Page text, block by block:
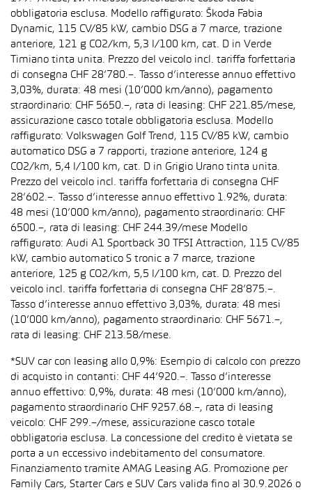
obbligatoria esclusa. Modello raffigurato: Škoda Fabia
Dynamic, 115 CV/85 kW, cambio DSG a 7 marce, trazione
anteriore, 121 g CO2/km, 5,3 l/100 km, cat. D in Verde
Timiano tinta unita. Prezzo del veicolo incl. tariffa forfettaria
di consegna CHF 28’780.–. Tasso d’interesse annuo effettivo
3,03%, durata: 48 mesi (10’000 km/anno), pagamento
straordinario: CHF 5650.–, rata di leasing: CHF 221.85/mese,
assicurazione casco totale obbligatoria esclusa. Modello
raffigurato: Volkswagen Golf Trend, 115 CV/85 kW, cambio
automatico DSG a 7 rapporti, trazione anteriore, 124 g
CO2/km, 5,4 l/100 km, cat. D in Grigio Urano tinta unita.
Prezzo del veicolo incl. tariffa forfettaria di consegna CHF
28’602.–. Tasso d’interesse annuo effettivo 1.92%, durata:
48 mesi (10’000 km/anno), pagamento straordinario: CHF
6500.–, rata di leasing: CHF 244.39/mese Modello
raffigurato: Audi A1 Sportback 30 TFSI Attraction, 115 CV/85
kW, cambio automatico S tronic a 7 marce, trazione
anteriore, 125 g CO2/km, 5,5 l/100 km, cat. D. Prezzo del
veicolo incl. tariffa forfettaria di consegna CHF 28’875.–.
Tasso d’interesse annuo effettivo 3,03%, durata: 48 mesi
(10’000 km/anno), pagamento straordinario: CHF 5671.–,
rata di leasing: CHF 213.58/mese.
*SUV car con leasing allo 0,9%: Esempio di calcolo con prezzo
di acquisto in contanti: CHF 44’920.–. Tasso d’interesse
annuo effettivo: 0,9%, durata: 48 mesi (10’000 km/anno),
pagamento straordinario CHF 9257.68.–, rata di leasing
veicolo: CHF 299.–/mese, assicurazione casco totale
obbligatoria esclusa. La concessione del credito è vietata se
porta a un eccessivo indebitamento del consumatore.
Finanziamento tramite AMAG Leasing AG. Promozione per
Family Cars, Starter Cars e SUV Cars valida fino al 30.9.2026 o